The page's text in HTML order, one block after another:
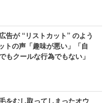
告が “リストカット” のよう
トの声「趣味が悪い」「自
もクールな行為でもない」
をむし取ってしまったオウ